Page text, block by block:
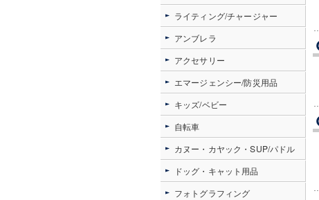
ライティング/チャージャー
アンブレラ
アクセサリー
エマージェンシー/防災用品
キッズ/ベビー
自転車
カヌー・カヤック・SUP/パドル
ドッグ・キャット用品
フォトグラフィング